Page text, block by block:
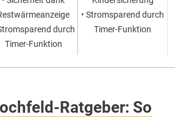
durch
Timer-Funktion
• Stromsparend durch
Timer-Funktion
Ratgeber: So